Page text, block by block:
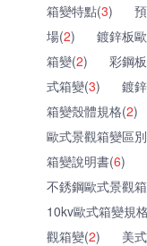
箱變特點(3)
場(2) 鍍鋅板
箱變(2) 彩鋼
式箱變(3) 鍍
箱變殼體規格(2)
歐式景觀箱變區
箱變說明書(6)
不銹鋼歐式景觀
10kv歐式箱變規
觀箱變(2) 美